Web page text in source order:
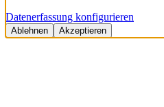
Datenerfassung konfigurieren
Ablehnen Akzeptieren